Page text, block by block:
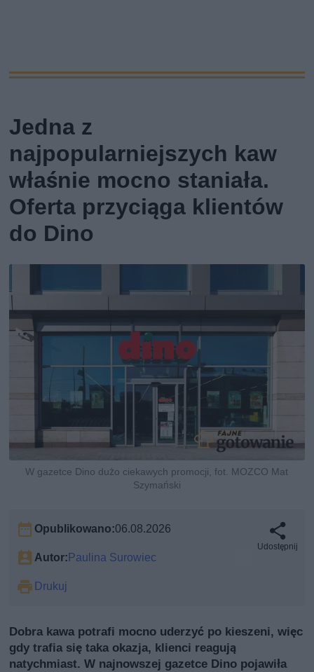
Jedna z
najpopularniejszych kaw
właśnie mocno staniała.
Oferta przyciąga klientów
do Dino
W gazetce Dino dużo ciekawych promocji, fot. MOZCO Mat
Szymański
Opublikowano:06.08.2026
Autor: Paulina Surowiec
Drukuj
Udostępnij
Dobra kawa potrafi mocno uderzyć po kieszeni, więc
gdy trafia się taka okazja, klienci reagują
natychmiast. W najnowszej gazetce Dino pojawiła